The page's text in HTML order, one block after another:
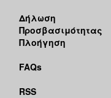
Δήλωση
Προσβασιμότητας
Πλοήγηση
FAQs
RSS